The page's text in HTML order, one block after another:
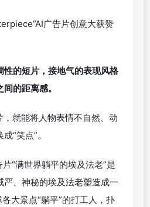
短，知道AI在动态场景、人物
团队就学会了避开复杂动
主题创意上下功夫。
片，通过博物馆中的名画传
展现瓶子被改造的过程，将
呐喊》、《戴珍珠耳环的女
起，传达了“Real Magic”的
评价。